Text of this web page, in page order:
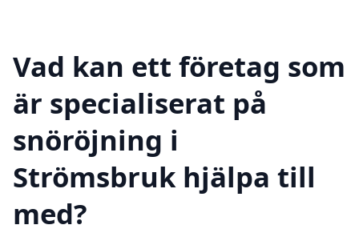
Vad kan ett företag som
är specialiserat på
snöröjning i
Strömsbruk hjälpa till
med?